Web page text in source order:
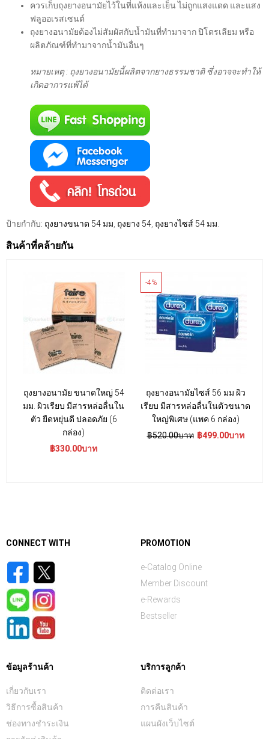
ควรเก็บถุงยางอนามัยไว้ในที่แห้งและเย็น ไม่ถูกแสงแดด และแสง
ฟลูออเรสเซนต์
ถุงยางอนามัยต้องไม่สัมผัสกับน้ำมันที่ทำมาจาก ปิโตรเลียม หรือ
ผลิตภัณฑ์ที่ทำมาจากน้ำมันอื่นๆ
หมายเหตุ : ถุงยางอนามัยนี้ผลิตจากยางธรรมชาติ ซึ่งอาจจะทำให้
เกิดอาการแพ้ได้
ป้ายกำกับ: ถุงยางขนาด 54 มม, ถุงยาง 54, ถุงยางไซส์ 54 มม.
สินค้าที่คล้ายกัน
ถุงยางอนามัย ขนาดใหญ่ 54
มม. ผิวเรียบ มีสารหล่อลื่นใน
ตัว ยืดหยุ่นดี ปลอดภัย (6
กล่อง)
฿330.00บาท
-4%
ถุงยางอนามัยไซส์ 56 มม ผิว
เรียบ มีสารหล่อลื่นในตัวขนาด
ใหญ่พิเศษ (แพค 6 กล่อง)
฿520.00บาท ฿499.00บาท
CONNECT WITH PROMOTION
e-Catalog Online
Member Discount
e-Rewards
Bestseller
ข้อมูลร้านค้า
เกี่ยวกับเรา
วิธีการซื้อสินค้า
ช่องทางชำระเงิน
บริการลูกค้า
ติดต่อเรา
การคืนสินค้า
แผนผังเว็บไซต์